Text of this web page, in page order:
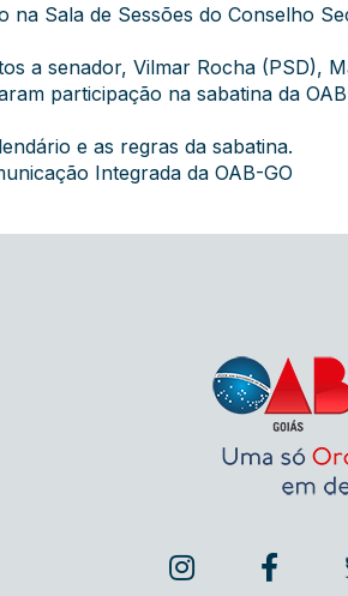
na Sala de Sessões do Conselho
a senador, Vilmar Rocha (PSD),
participação na sabatina da
e as regras da sabatina.
Integrada da OAB-GO